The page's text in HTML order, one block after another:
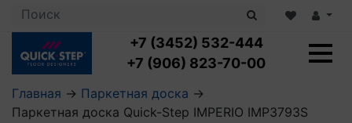
+7 (3452) 532-444
+7 (906) 823-70-00
Главная → Паркетная доска →
Паркетная доска Quick-Step IMPERIO IMP3793S